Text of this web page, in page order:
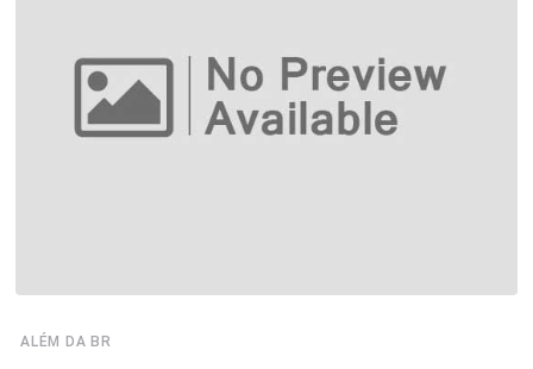
ALÉM DA BR